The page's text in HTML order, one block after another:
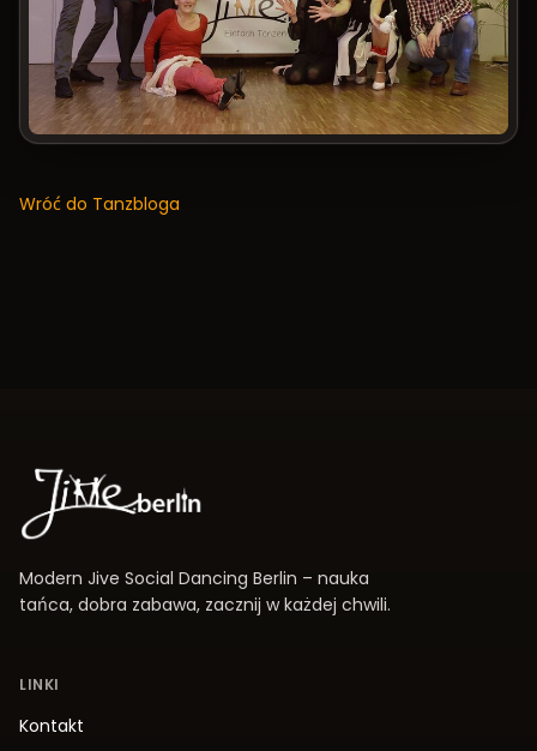
Wróć do Tanzbloga
Modern Jive Social Dancing Berlin – nauka
tańca, dobra zabawa, zacznij w każdej chwili.
LINKI
Kontakt